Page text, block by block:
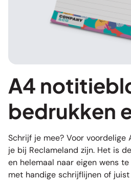
A4
bedrukken
Schrijf je mee? Voor
je bij Reclameland zijn. Het is
en helemaal naar eigen wens
met handige schrijflijnen of